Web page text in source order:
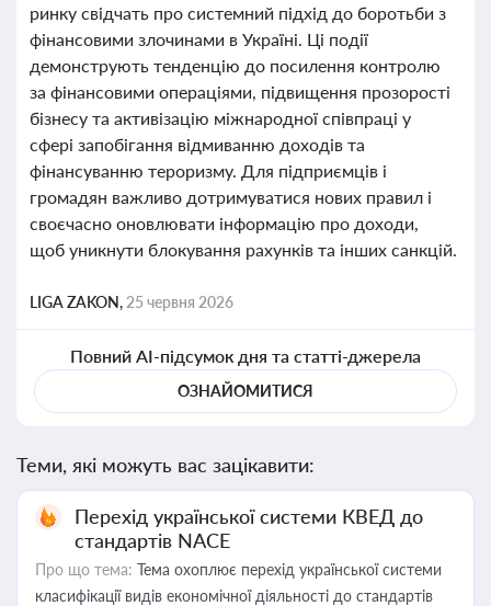
ринку свідчать про системний підхід до боротьби з
фінансовими злочинами в Україні. Ці події
демонструють тенденцію до посилення контролю
за фінансовими операціями, підвищення прозорості
бізнесу та активізацію міжнародної співпраці у
сфері запобігання відмиванню доходів та
фінансуванню тероризму. Для підприємців і
громадян важливо дотримуватися нових правил і
своєчасно оновлювати інформацію про доходи,
щоб уникнути блокування рахунків та інших санкцій.
LIGA ZAKON, 25 червня 2026
Повний AI-підсумок дня та статті-джерела
ОЗНАЙОМИТИСЯ
Теми, які можуть вас зацікавити:
Перехід української системи КВЕД до
стандартів NACE
Про що тема: Тема охоплює перехід української системи
класифікації видів економічної діяльності до стандартів